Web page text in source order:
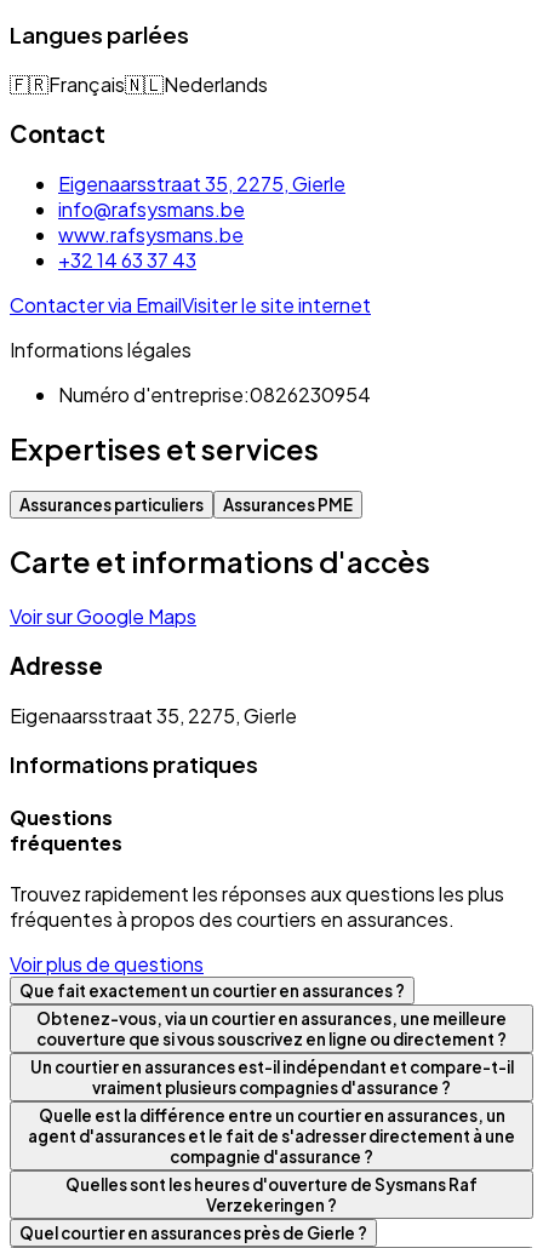
Langues parlées
🇫🇷Français🇳🇱Nederlands
Contact
Eigenaarsstraat 35, 2275, Gierle
info@rafsysmans.be
www.rafsysmans.be
+32 14 63 37 43
Contacter via EmailVisiter le site internet
Informations légales
Numéro d'entreprise:0826230954
Expertises et services
Assurances particuliers Assurances PME
Carte et informations d'accès
Voir sur Google Maps
Adresse
Eigenaarsstraat 35, 2275, Gierle
Informations pratiques
Questions
fréquentes
Trouvez rapidement les réponses aux questions les plus
fréquentes à propos des courtiers en assurances.
Voir plus de questions
Que fait exactement un courtier en assurances ?
Obtenez-vous, via un courtier en assurances, une meilleure
couverture que si vous souscrivez en ligne ou directement ?
Un courtier en assurances est-il indépendant et compare-t-il
vraiment plusieurs compagnies d'assurance ?
Quelle est la différence entre un courtier en assurances, un
agent d'assurances et le fait de s'adresser directement à une
compagnie d'assurance ?
Quelles sont les heures d'ouverture de Sysmans Raf
Verzekeringen ?
Quel courtier en assurances près de Gierle ?